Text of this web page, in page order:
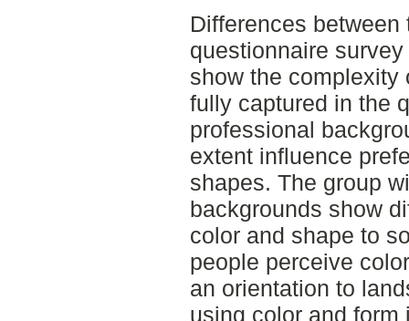
Differences between
questionnaire
show the complexity
fully captured in the
professional
extent influence
shapes. The group
backgrounds show
color and shape to
people perceive
an orientation to
using color and